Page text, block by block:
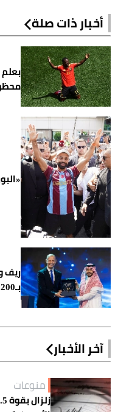
أخبار ذات صلة
ريف
بـ200 مليون ريال حتى عام 2031
آخر الأخبار
منوعات